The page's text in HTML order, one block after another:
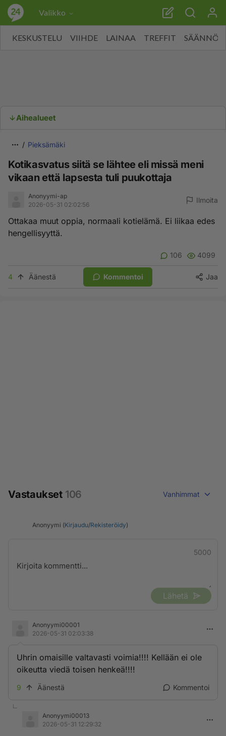
Valikko
KESKUSTELU VIIHDE LAINAA TREFFIT SÄÄNNÖT
Aihealueet
Pieksämäki
Kotikasvatus siitä se lähtee eli missä meni
vikaan että lapsesta tuli puukottaja
Anonyymi-ap
2026-05-31 02:02:56
Ilmoita
Ottakaa muut oppia, normaali kotielämä. Ei liikaa edes
hengellisyyttä.
106 4099
4 Äänestä Kommentoi Jaa
Vastaukset 106 Vanhimmat
Anonyymi (Kirjaudu/Rekisteröidy)
5000
Lähetä
Anonyymi00001
2026-05-31 02:03:38
Uhrin omaisille valtavasti voimia!!!! Kellään ei ole
oikeutta viedä toisen henkeä!!!!
9 Äänestä Kommentoi
Anonyymi00013
2026-05-31 12:29:32